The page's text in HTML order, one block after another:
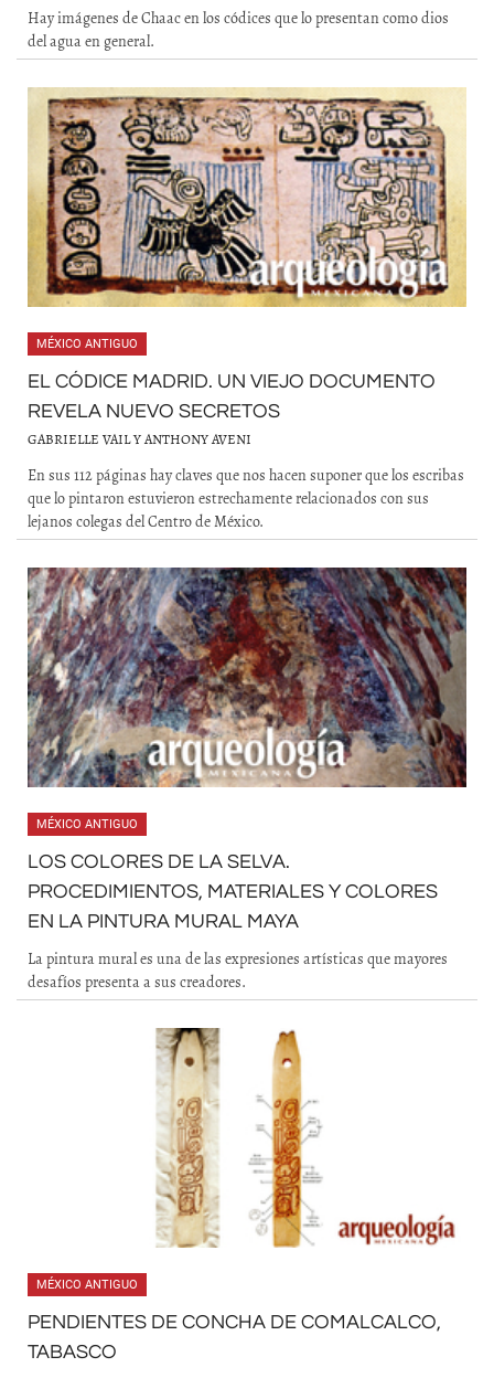
Hay imágenes de Chaac en los códices que lo presentan como dios
del agua en general.
MÉXICO ANTIGUO
EL CÓDICE MADRID. UN VIEJO DOCUMENTO
REVELA NUEVO SECRETOS
GABRIELLE VAIL Y ANTHONY AVENI
En sus 112 páginas hay claves que nos hacen suponer que los escribas
que lo pintaron estuvieron estrechamente relacionados con sus
lejanos colegas del Centro de México.
MÉXICO ANTIGUO
LOS COLORES DE LA SELVA.
PROCEDIMIENTOS, MATERIALES Y COLORES
EN LA PINTURA MURAL MAYA
La pintura mural es una de las expresiones artísticas que mayores
desafíos presenta a sus creadores.
MÉXICO ANTIGUO
PENDIENTES DE CONCHA DE COMALCALCO,
TABASCO